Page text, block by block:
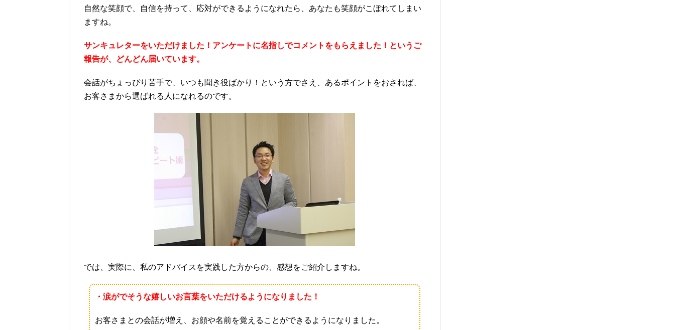
自然な笑顔で、自信を持って、応対ができるようになれたら、あなたも笑顔がこぼれてしまい
ますね。
サンキュレターをいただけました！アンケートに名指しでコメントをもらえました！というご
報告が、どんどん届いています。
会話がちょっぴり苦手で、いつも聞き役ばかり！という方でさえ、あるポイントをおされば、
お客さまから選ばれる人になれるのです。
では、実際に、私のアドバイスを実践した方からの、感想をご紹介しますね。
・涙がでそうな嬉しいお言葉をいただけるようになりました！
お客さまとの会話が増え、お顔や名前を覚えることができるようになりました。